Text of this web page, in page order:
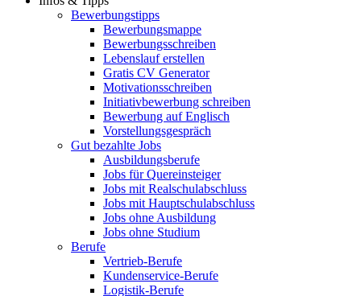
Bewerbungstipps
Bewerbungsmappe
Bewerbungsschreiben
Lebenslauf erstellen
Gratis CV Generator
Motivationsschreiben
Initiativbewerbung schreiben
Bewerbung auf Englisch
Vorstellungsgespräch
Gut bezahlte Jobs
Ausbildungsberufe
Jobs für Quereinsteiger
Jobs mit Realschulabschluss
Jobs mit Hauptschulabschluss
Jobs ohne Ausbildung
Jobs ohne Studium
Berufe
Vertrieb-Berufe
Kundenservice-Berufe
Logistik-Berufe